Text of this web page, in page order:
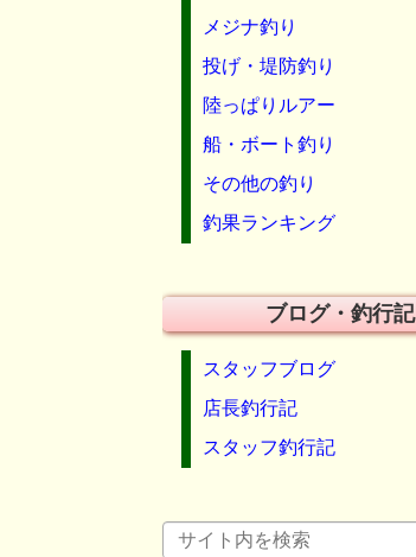
メジナ釣り
投げ・堤防釣り
陸っぱりルアー
船・ボート釣り
その他の釣り
釣果ランキング
ブログ・釣行記
スタッフブログ
店長釣行記
スタッフ釣行記